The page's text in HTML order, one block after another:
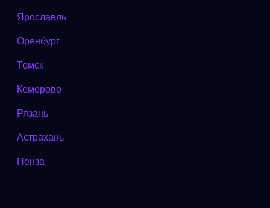
Ярославль
Оренбург
Томск
Кемерово
Рязань
Астрахань
Пенза